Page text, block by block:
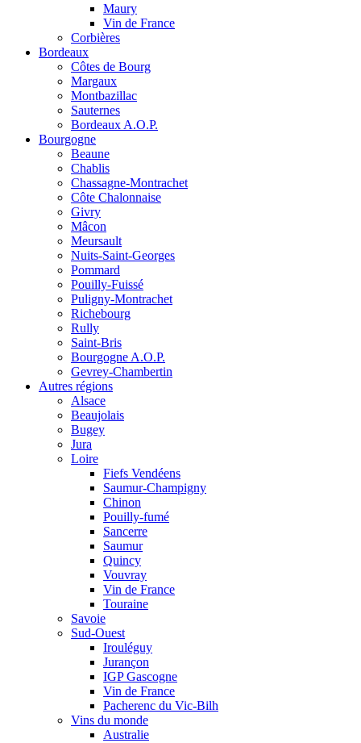
Maury
Vin de France
Corbières
Bordeaux
Côtes de Bourg
Margaux
Montbazillac
Sauternes
Bordeaux A.O.P.
Bourgogne
Beaune
Chablis
Chassagne-Montrachet
Côte Chalonnaise
Givry
Mâcon
Meursault
Nuits-Saint-Georges
Pommard
Pouilly-Fuissé
Puligny-Montrachet
Richebourg
Rully
Saint-Bris
Bourgogne A.O.P.
Gevrey-Chambertin
Autres régions
Alsace
Beaujolais
Bugey
Jura
Loire
Fiefs Vendéens
Saumur-Champigny
Chinon
Pouilly-fumé
Sancerre
Saumur
Quincy
Vouvray
Vin de France
Touraine
Savoie
Sud-Ouest
Irouléguy
Jurançon
IGP Gascogne
Vin de France
Pacherenc du Vic-Bilh
Vins du monde
Australie